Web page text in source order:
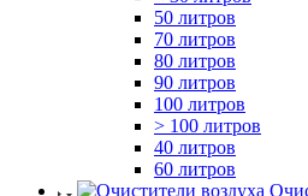
50 литров
70 литров
80 литров
90 литров
100 литров
> 100 литров
40 литров
60 литров